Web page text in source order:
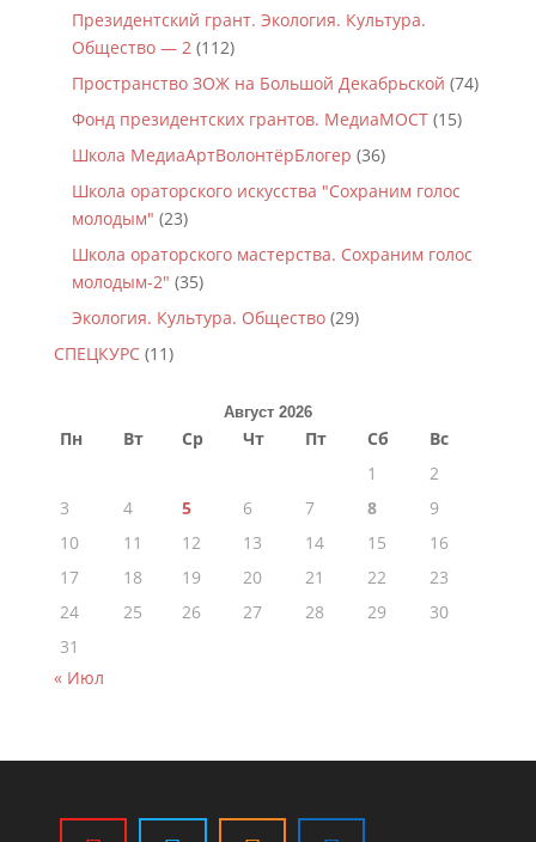
Президентский грант. Экология. Культура.
Общество — 2(112)
Пространство ЗОЖ на Большой Декабрьской (74)
Фонд президентских грантов. МедиаМОСТ(15)
Школа МедиаАртВолонтёрБлогер (36)
Школа ораторского искусства "Сохраним голос
молодым" (23)
Школа ораторского мастерства. Сохраним голос
молодым-2" (35)
Экология. Культура. Общество(29)
СПЕЦКУРС(11)
Август 2026
Пн Вт Ср Чт Пт Сб
Вс
1
2
3
4 5 6 7 8
9
10
11 12 13 14 15
16
17
18 19 20 21 22
23
24
25 26 27 28 29
30
31
« Июл